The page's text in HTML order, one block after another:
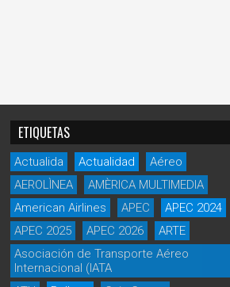
ETIQUETAS
Actualida Actualidad
Aéreo
AEROLÌNEA
AMÈRICA MULTIMEDIA
American Airlines
APEC
APEC 2024
APEC 2025
APEC 2026
ARTE
Asociación de Transporte Aéreo
Internacional (IATA